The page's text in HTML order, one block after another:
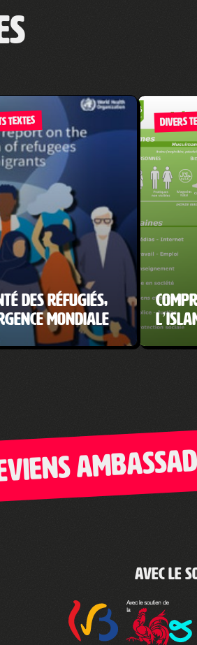
TEXTES
des réfugiés,
mondiale
DIVERS
Avec le